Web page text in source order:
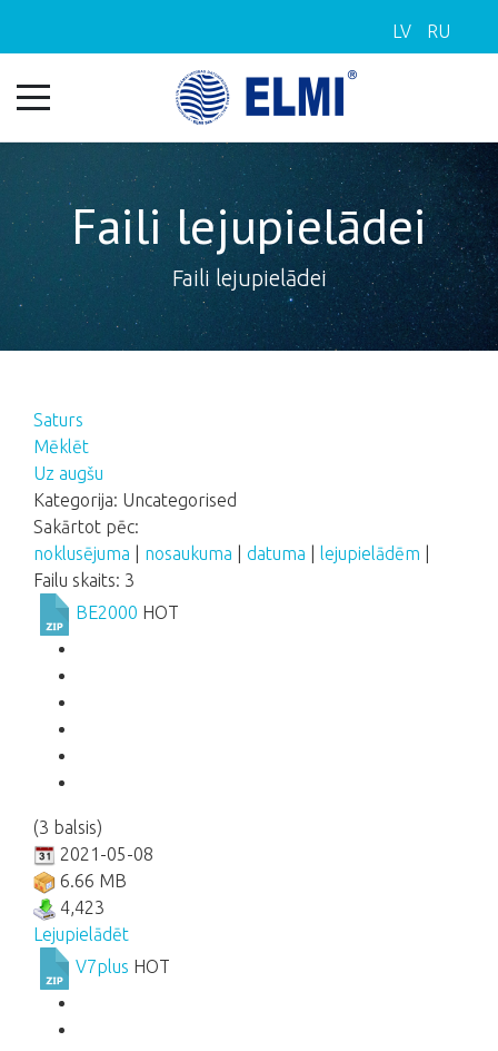
LV RU
Faili lejupielādei
Faili lejupielādei
Saturs
Mēklēt
Uz augšu
Kategorija: Uncategorised
Sakārtot pēc:
noklusējuma
nosaukuma datuma lejupielādēm
Failu skaits: 3
BE2000 HOT
(3 balsis)
2021-05-08
6.66 MB
4,423
Lejupielādēt
V7plus HOT